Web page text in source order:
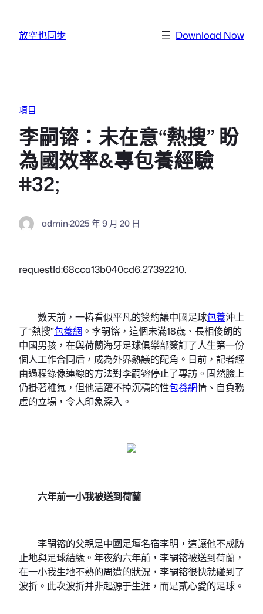
放空也同步 Download Now
項目
李嗣镕：未在意“熱搜” 盼
為國效率&專包養經驗
#32;
admin·2025 年 9 月 20 日
requestId:68cca13b040cd6.27392210.
數天前，一樁看似平凡的簽約讓中國足球包養沖上
了“熱搜”包養網 。李嗣镕，這個未滿18歲、長相俊朗的
中國男孩，在與荷蘭海牙足球俱樂部簽訂了人生第一份
個人工作合同后，成為外界熱議的配角。日前，記者經
由過程錄像連線的方法對李嗣镕停止了專訪。固然臉上
仍掛著稚氣，但他活躍不掉沉穩的性包養網情、自負務
虛的立場，令人印象深入。
六年前一小我被送到荷蘭
李嗣镕的父親是中國足壇名宿李明，這讓他不成防
止地與足球結緣。年夜約六年前，李嗣镕被送到荷蘭，
在一小我生地不熟的周遭的狀況，李嗣镕很快就碰到了
波折。此次波折并非起源于生涯，而是貳心愛的足球。